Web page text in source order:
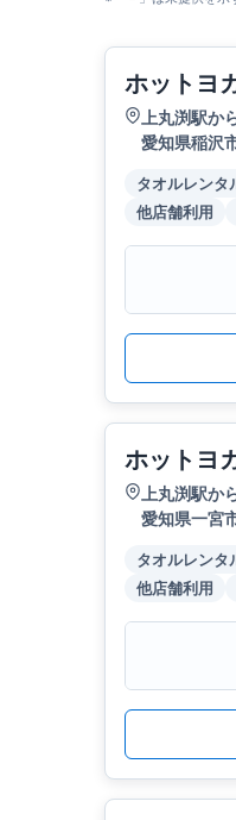
ホットヨ
上丸渕駅か
愛知県稲沢
タオルレンタ
他店舗利用
ホットヨ
上丸渕駅か
愛知県一宮
タオルレンタ
他店舗利用